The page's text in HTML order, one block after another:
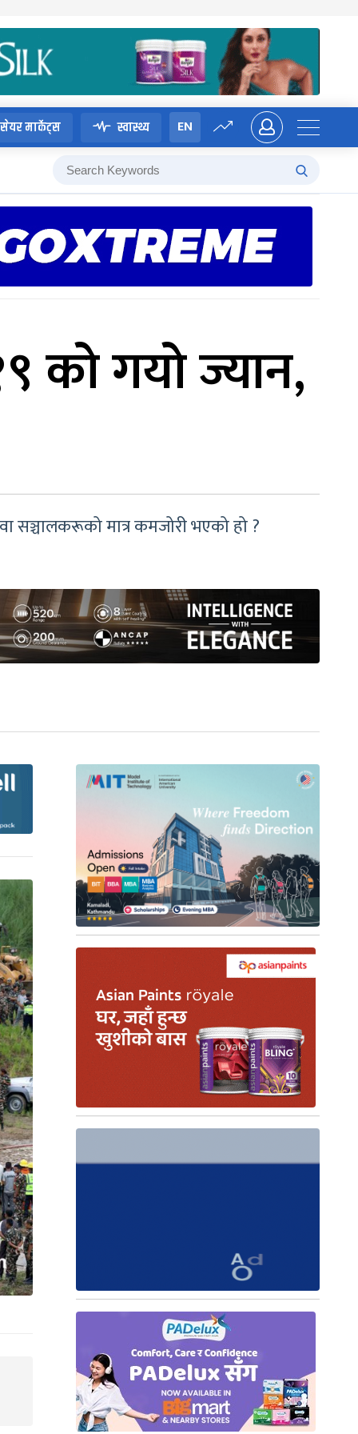
सेयर मार्केट्स स्वास्थ्य EN
को गयो ज्यान,
सञ्चालकरूको मात्र कमजोरी भएको हो ?